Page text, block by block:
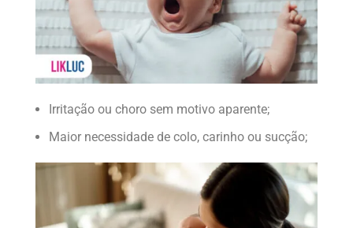
Irritação ou choro sem motivo aparente;
Maior necessidade de colo, carinho ou sucção;